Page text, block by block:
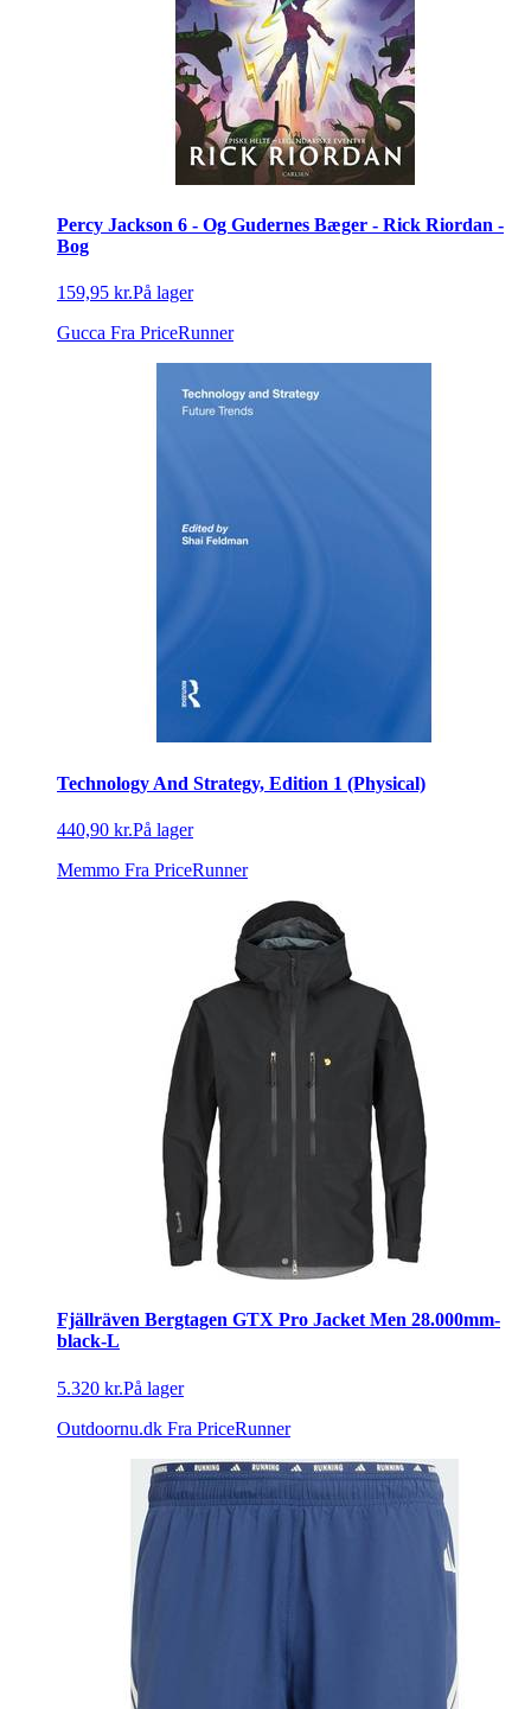
Percy Jackson 6 - Og Gudernes Bæger - Rick Riordan -
Bog
159,95 kr.På lager
Gucca Fra PriceRunner
Technology And Strategy, Edition 1 (Physical)
440,90 kr.På lager
Memmo Fra PriceRunner
Fjällräven Bergtagen GTX Pro Jacket Men 28.000mm-
black-L
5.320 kr.På lager
Outdoornu.dk Fra PriceRunner